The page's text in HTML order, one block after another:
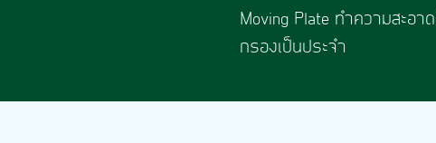
Moving Plate ทำความสะอ
กรองเป็นประจำ